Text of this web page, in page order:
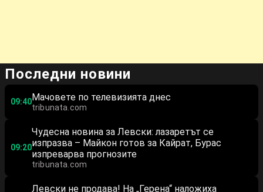
Последни новини
09:40Мачовете по телевизията днес
tribunata.com
09:20
Чудесна новина за Левски: лазаретът се
изпразва – Майкон готов за Кайрат, Бурас
изпреварва прогнозите
tribunata.com
Левски не продава! На „Герена“ наложиха